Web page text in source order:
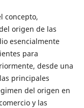
concepto,
origen de las
esencialmente
para
desde una
principales
del origen en
y las